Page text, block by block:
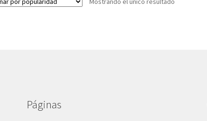
Páginas